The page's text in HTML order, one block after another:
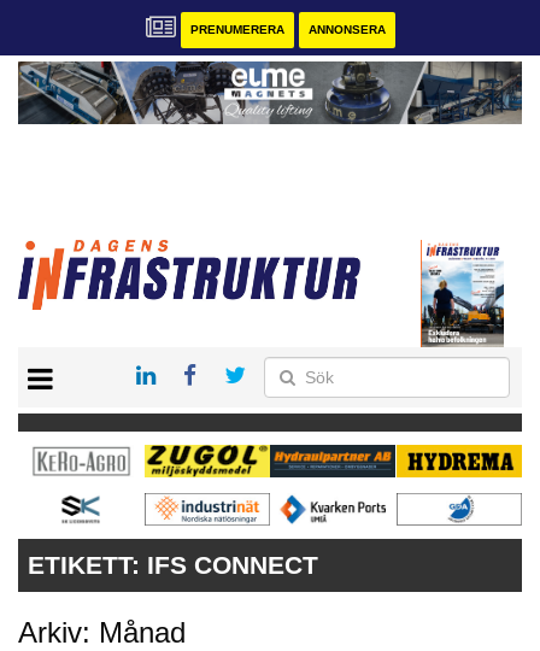
PRENUMERERA ANNONSERA
KONTAKT
VÅRA ANDRA MAGASIN
PRENUMERERA
ANNONSERA
ETIKETT: IFS CONNECT
Arkiv: Månad